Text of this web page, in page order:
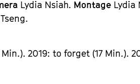
Lydia Nsiah. Montage Lydia
2019: to forget (17 Min.).